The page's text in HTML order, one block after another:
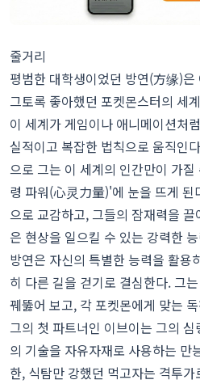
줄거리
평범한 대학생이었던 방연(方缘)
그토록 좋아했던 포켓몬스터의 세
이 세계가 게임이나 애니메이션처
실적이고 복잡한 법칙으로 움직인
으로 그는 이 세계의 인간만이 가
령 파워(心灵力量)'에 눈을 뜨게 된
으로 교감하고, 그들의 잠재력을
은 현상을 일으킬 수 있는 강력한
방연은 자신의 특별한 능력을 활용
히 다른 길을 걷기로 결심한다. 그
꿰뚫어 보고, 각 포켓몬에게 맞는
그의 첫 파트너인 이브이는 그의
의 기술을 자유자재로 사용하는 만
한, 식탐만 강했던 먹고자는 격투